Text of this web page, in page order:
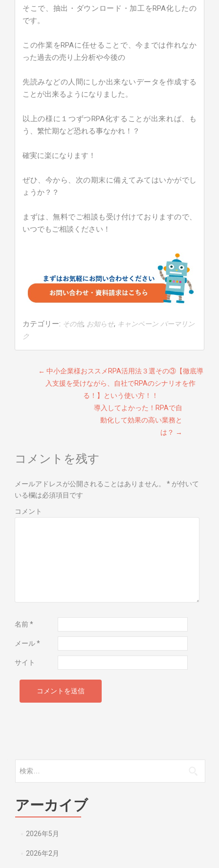
そこで、抽出・ダウンロード・加工をRPA化したの
です。
この作業をRPAに任せることで、今までは作れなか
った過去の売り上分析や今後の
先読みなどの人間にしか出来ないデータを作成する
ことが出来るようになりました。
以上の様に１つずつRPA化することが出来れば、も
う、繁忙期など恐れる事なかれ！？
確実に楽になります！
ぜひ、今から、次の期末に備えてみてはいかがでし
ょうか？？
まずは、無料でご相談も受け付けておりますので、
いつでもご相談ください！
カテゴリー: その他, お知らせ, キャンペーン パーマリン
ク
投稿ナビゲーション
← 中小企業様おススメRPA活用法３選その③【徹底導
入支援を受けながら、自社でRPAのシナリオを作
る！】という使い方！！
導入してよかった！RPAで自
動化して効果の高い業務と
は？ →
コメントを残す
メールアドレスが公開されることはありません。 * が付いて
いる欄は必須項目です
コメント
名前*
メール*
サイト
アーカイブ
2026年5月
2026年2月